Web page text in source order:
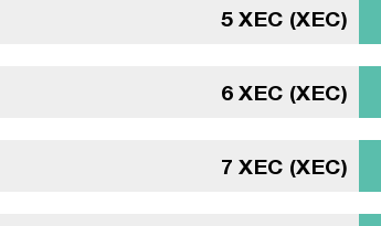
5 XEC (XEC)
6 XEC (XEC)
7 XEC (XEC)